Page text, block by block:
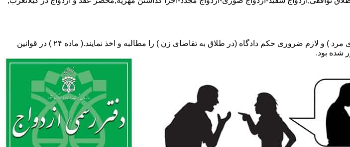
دفتر طلاق،باید در ثبت طلاق گواهی عدم امکان سازش (مخصوص طلاق توافقی و یا طلاق به تقاضای مرد ) و لازم ضروری حکم دادگاه (در طلاق به تقاضای زن ) را مطالبه و اخذ نمایند.( ماده ۲۴ ) در قوانین
شده بود.